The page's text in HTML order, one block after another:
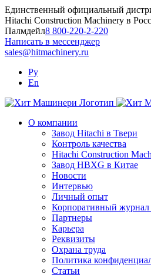
Skip
to
content
Единственный официальный
Hitachi Construction Machinery в
Палмдейл8 800-220-2-220
Написать в мессенджер
sales@hitmachinery.ru
Ру
En
О компании
Завод Hitachi в Твери
Контроль качества
Hitachi Construction
Завод HBXG в Китае
Новости
Интервью
Личный опыт
Корпоративный журнал
Партнеры
Карьера
Реквизиты
Охрана труда
Политика
Статьи